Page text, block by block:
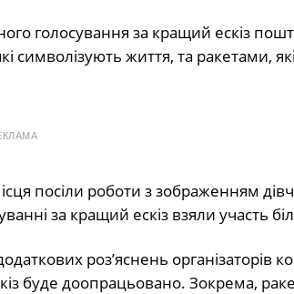
голосування за кращий ескіз
символізують життя, та ракетами,
посіли роботи з зображенням
за кращий ескіз взяли участь
роз’яснень
буде доопрацьовано. Зокрема,